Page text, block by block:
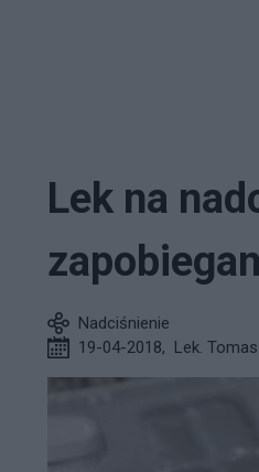
Lek na
Nadciśnienie
19-04-2018, Lek.